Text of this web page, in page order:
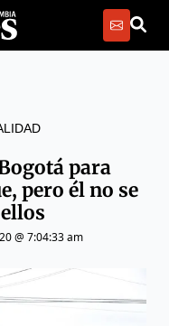
para
pero él no se
@ 7:04:33 am